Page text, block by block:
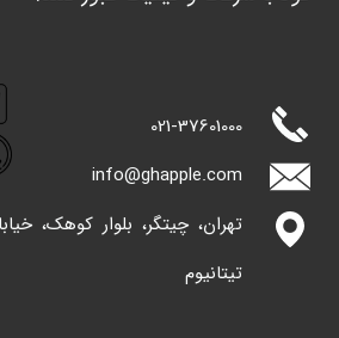
021-37601000
info@ghappl​​​​​​​e.com
تیتانیوم